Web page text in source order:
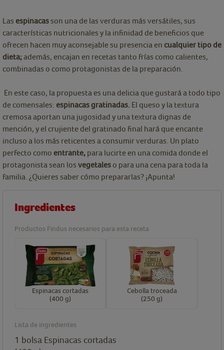
Las espinacasson una de las verduras más versátiles, sus
características nutricionales y la infinidad de beneficios que
ofrecen hacen muy aconsejable su presencia en cualquier tipo de
dieta;además, encajan en recetas tanto frías como calientes,
combinadas o como protagonistas de la preparación.
En este caso, la propuesta es una delicia que gustará a todo tipo
de comensales: espinacas gratinadas. El queso y la textura
cremosa aportan una jugosidad y una textura dignas de
mención, y el crujiente del gratinado final hará que encante
incluso a los más reticentes a consumir verduras. Un plato
perfecto como entrante, para lucirte en una comida donde el
protagonista sean los vegetales o para una cena para toda la
familia. ¿Quieres saber cómo prepararlas? ¡Apunta!
Ingredientes
Productos Findus necesarios para esta receta
Espinacas cortadas
(400 g)
Cebolla troceada
(250 g)
Lista de ingredientes
1 bolsa Espinacas cortadas